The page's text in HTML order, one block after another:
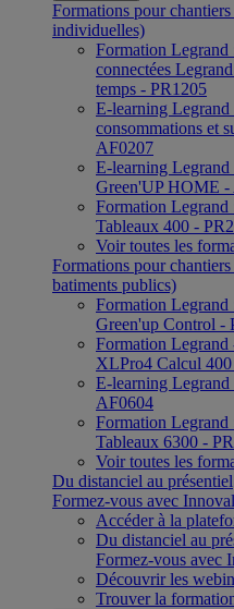
Formations pour
individuelles)
Formation Legrand
connectées
temps - PR1205
E-learning
consommations et
AF0207
E-learning Legrand
Green'UP HOME -
Formation
Tableaux 400 -
Voir toutes les
Formations pour
batiments publics)
Formation Legrand
Green'up Control -
Formation
XLPro4 Calcul
E-learning
AF0604
Formation
Tableaux 6300 -
Voir toutes les
Du distanciel au présentiel
Formez-vous avec Innoval
Accéder à la
Du distanciel au
Formez-vous avec
Découvrir les
Trouver la